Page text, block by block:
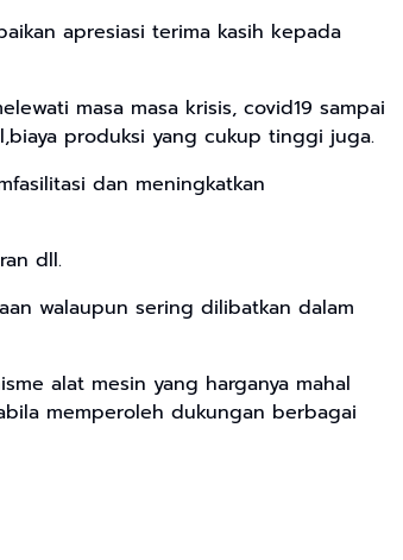
apresiasi terima kasih kepada
masa masa krisis, covid19 sampai
produksi yang cukup tinggi juga.
dan meningkatkan
dll.
walaupun sering dilibatkan dalam
alat mesin yang harganya mahal
memperoleh dukungan berbagai